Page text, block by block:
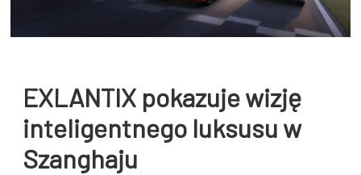
EXLANTIX pokazuje wizję
inteligentnego luksusu w
Szanghaju